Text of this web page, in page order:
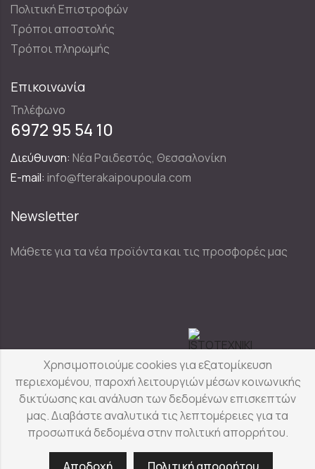
Πολιτική Επιστροφών
Τρόποι αποστολής
Τρόποι πληρωμής
Επικοινωνία
Τηλέφωνο
6972 95 54 10
Διεύθυνση: Νέα Ραιδεστός, Θεσσαλονίκη
E-mail: info@fterakaipoupoula.com
Newsletter
Μάθετε για τα νέα προϊόντα και τις προσφορές μας
Φτερά & Πούπουλα © Copyright 2025
Χρησιμοποιούμε cookies για εξατομίκευση
περιεχομένου, παροχή λειτουργιών μέσων κοινωνικής
δικτύωσης και ανάλυση των δεδομένων επισκεπτών
μας. Διαβάστε αναλυτικά τις λεπτομέρειες για τα
προσωπικά δεδομένα στην πολιτική απορρήτου.